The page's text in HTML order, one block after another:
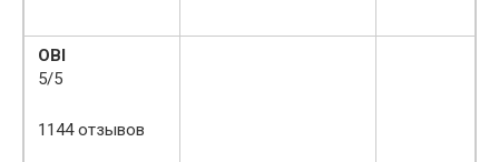
OBI
5/5
1144 отзывов